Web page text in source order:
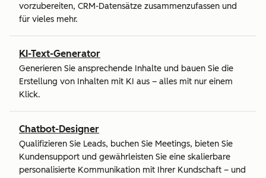
vorzubereiten, CRM-Datensätze zusammenzufassen und
für vieles mehr.
KI-Text-Generator
Generieren Sie ansprechende Inhalte und bauen Sie die
Erstellung von Inhalten mit KI aus – alles mit nur einem
Klick.
Chatbot-Designer
Qualifizieren Sie Leads, buchen Sie Meetings, bieten Sie
Kundensupport und gewährleisten Sie eine skalierbare
personalisierte Kommunikation mit Ihrer Kundschaft – und